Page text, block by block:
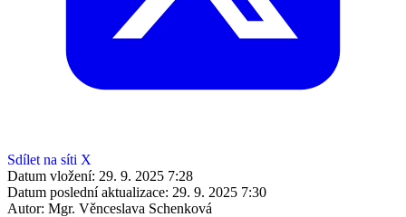
Sdílet na síti X
Datum vložení: 29. 9. 2025 7:28
Datum poslední aktualizace: 29. 9. 2025 7:30
Autor: Mgr. Věnceslava Schenková